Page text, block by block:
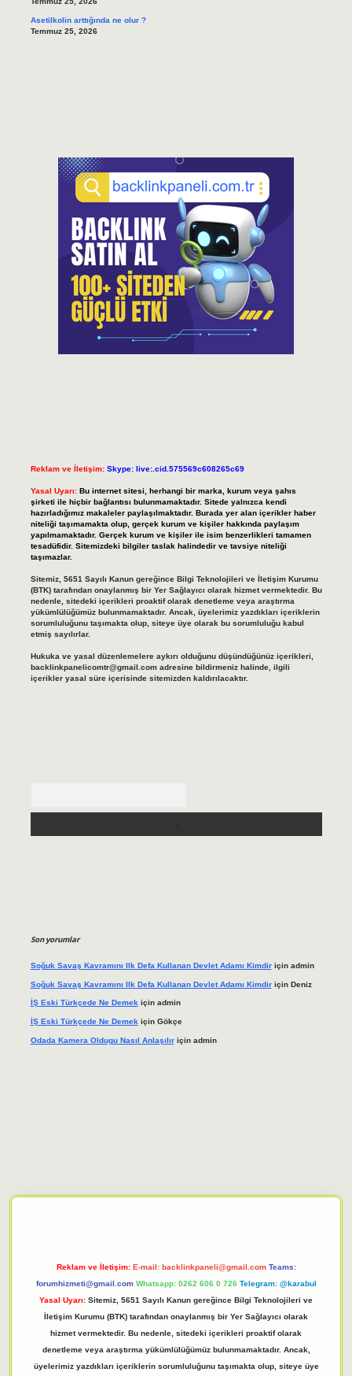
Asetilkolin arttığında ne olur ?
Temmuz 25, 2026
Reklam ve İletişim: Skype: live:.cid.575569c608265c69
Yasal Uyarı: Bu internet sitesi, herhangi bir marka, kurum veya şahıs
şirketi ile hiçbir bağlantısı bulunmamaktadır. Sitede yalnızca kendi
hazırladığımız makaleler paylaşılmaktadır. Burada yer alan içerikler haber
niteliği taşımamakta olup, gerçek kurum ve kişiler hakkında paylaşım
yapılmamaktadır. Gerçek kurum ve kişiler ile isim benzerlikleri tamamen
tesadüfidir. Sitemizdeki bilgiler taslak halindedir ve tavsiye niteliği
taşımazlar.
Sitemiz, 5651 Sayılı Kanun gereğince Bilgi Teknolojileri ve İletişim Kurumu
(BTK) tarafından onaylanmış bir Yer Sağlayıcı olarak hizmet vermektedir. Bu
nedenle, sitedeki içerikleri proaktif olarak denetleme veya araştırma
yükümlülüğümüz bulunmamaktadır. Ancak, üyelerimiz yazdıkları içeriklerin
sorumluluğunu taşımakta olup, siteye üye olarak bu sorumluluğu kabul
etmiş sayılırlar.
Hukuka ve yasal düzenlemelere aykırı olduğunu düşündüğünüz içerikleri,
backlinkpanelicomtr@gmail.comadresine bildirmeniz halinde, ilgili
içerikler yasal süre içerisinde sitemizden kaldırılacaktır.
Son yorumlar
Soğuk Savaş Kavramını Ilk Defa Kullanan Devlet Adamı Kimdiriçin admin
Soğuk Savaş Kavramını Ilk Defa Kullanan Devlet Adamı Kimdiriçin Deniz
İŞ Eski Türkçede Ne Demekiçin admin
İŞ Eski Türkçede Ne Demek için Gökçe
Odada Kamera Oldugu Nasıl Anlaşılıriçin admin
Reklam ve İletişim: E-mail: backlinkpaneli@gmail.com Teams:
forumhizmeti@gmail.com Whatsapp: 0262 606 0 726 Telegram: @karabul
Yasal Uyarı: Sitemiz, 5651 Sayılı Kanun gereğince Bilgi Teknolojileri ve
İletişim Kurumu (BTK) tarafından onaylanmış bir Yer Sağlayıcı olarak
hizmet vermektedir. Bu nedenle, sitedeki içerikleri proaktif olarak
denetleme veya araştırma yükümlülüğümüz bulunmamaktadır. Ancak,
üyelerimiz yazdıkları içeriklerin sorumluluğunu taşımakta olup, siteye üye